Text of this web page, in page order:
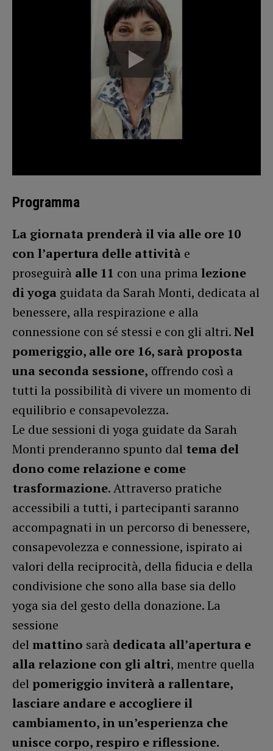
Programma
La giornata prenderà il via alle ore 10
con l’apertura delle attività e
proseguirà alle 11 con una prima lezione
di yoga guidata da Sarah Monti, dedicata al
benessere, alla respirazione e alla
connessione con sé stessi e con gli altri.Nel
pomeriggio, alle ore 16, sarà proposta
una seconda sessione, offrendo così a
tutti la possibilità di vivere un momento di
equilibrio e consapevolezza.
Le due sessioni di yoga guidate da Sarah
Monti prenderanno spunto dal tema del
dono come relazione e come
trasformazione. Attraverso pratiche
accessibili a tutti, i partecipanti saranno
accompagnati in un percorso di benessere,
consapevolezza e connessione, ispirato ai
valori della reciprocità, della fiducia e della
condivisione che sono alla base sia dello
yoga sia del gesto della donazione. La
sessione
del mattino sarà dedicata all’apertura e
alla relazione con gli altri, mentre quella
del pomeriggio inviterà a rallentare,
lasciare andare e accogliere il
cambiamento, in un’esperienza che
unisce corpo, respiro e riflessione.